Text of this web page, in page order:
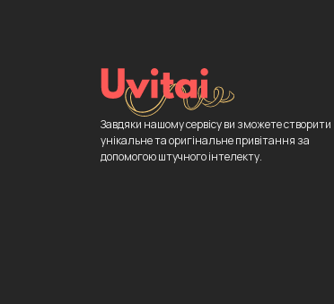
Завдяки нашому сервісу ви зможете створити
унікальне та оригінальне привітання за
допомогою штучного інтелекту.